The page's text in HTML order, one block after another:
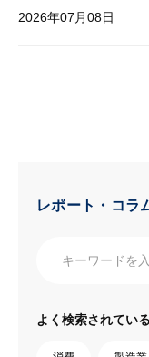
2026年07月08日
レポート・コラ
よく検索されてい